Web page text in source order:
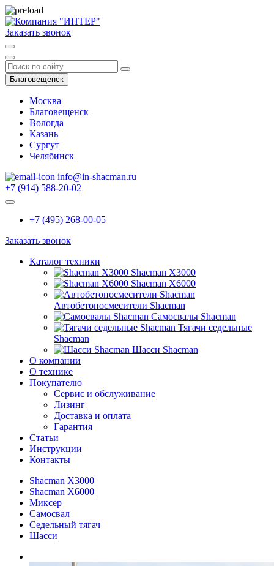
Заказать звонок
Благовещенск
Москва
Благовещенск
Вологда
Казань
Сургут
Челябинск
info@in-shacman.ru
+7 (914) 588-20-02
+7 (495) 268-00-05
Заказать звонок
Каталог техники
Shacman X3000
Shacman X6000
Автобетоносмесители Shacman
Самосвалы Shacman
Тягачи седельные
Shacman
Шасси Shacman
О компании
О технике
Покупателю
Сервис и обслуживание
Лизинг
Доставка и оплата
Гарантия
Статьи
Инструкции
Контакты
Shacman X3000
Shacman X6000
Миксер
Самосвал
Седельный тягач
Шасси